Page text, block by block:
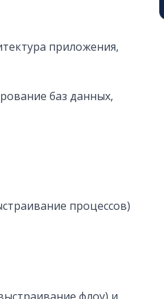
приложения,
баз данных,
процессов)